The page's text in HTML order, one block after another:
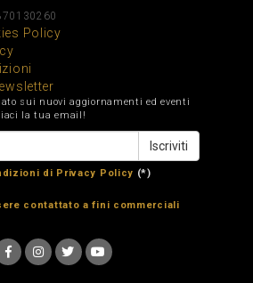
Policy
sui nuovi aggiornamenti ed eventi
la tua email!
di Privacy Policy (*)
contattato a fini commerciali